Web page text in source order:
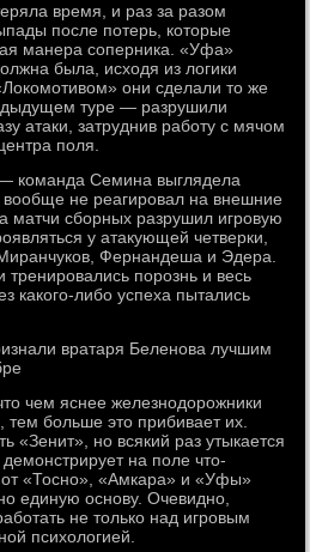
время, и раз за разом
после потерь, которые
манера соперника. «Уфа»
была, исходя из логики
они сделали то же
туре — разрушили
атаки, затруднив работу с мячом
поля.
команда Семина выглядела
не реагировал на внешние
матчи сборных разрушил игровую
у атакующей четверки,
Фернандеша и Эдера.
порознь и весь
какого-либо успеха пытались
вратаря Беленова лучшим
чем яснее железнодорожники
больше это прибивает их.
«Зенит», но всякий раз утыкается
на поле что-
«Тосно», «Амкара» и «Уфы»
единую основу. Очевидно,
не только над игровым
психологией.